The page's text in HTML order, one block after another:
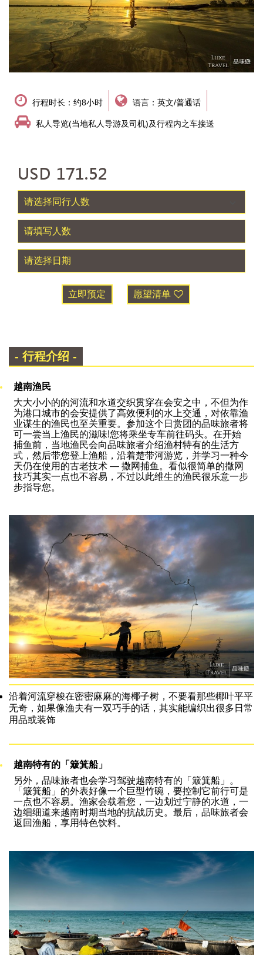
行程时长：约8小时 语言：英文/普通话
私人导览(当地私人导游及司机)及行程内之车接送
USD 171.52
立即预定 愿望清单
- 行程介绍 -
越南渔民
大大小小的的河流和水道交织贯穿在会安之中，不但为作
为港口城市的会安提供了高效便利的水上交通，对依靠渔
业谋生的渔民也至关重要。参加这个日赏团的品味旅者将
可一尝当上渔民的滋味!您将乘坐专车前往码头。在开始
捕鱼前，当地渔民会向品味旅者介绍渔村特有的生活方
式，然后带您登上渔船，沿着楚带河游览，并学习一种今
天仍在使用的古老技术 — 撒网捕鱼。看似很简单的撒网
技巧其实一点也不容易，不过以此维生的渔民很乐意一步
步指导您。
沿着河流穿梭在密密麻麻的海椰子树，不要看那些椰叶平平
无奇，如果像渔夫有一双巧手的话，其实能编织出很多日常
用品或装饰
越南特有的「簸箕船」
另外，品味旅者也会学习驾驶越南特有的「簸箕船」。
「簸箕船」的外表好像一个巨型竹碗，要控制它前行可是
一点也不容易。渔家会载着您，一边划过宁静的水道，一
边细细道来越南时期当地的抗战历史。最后，品味旅者会
返回渔船，享用特色饮料。